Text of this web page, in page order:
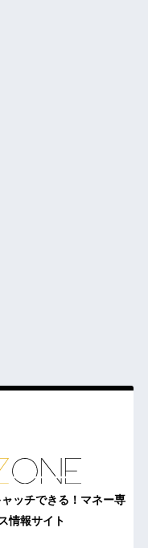
ッチできる！マネー専
情報サイト